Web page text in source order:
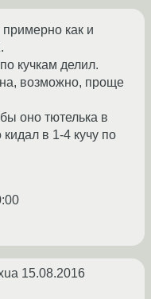
как и
кучкам делил.
возможно, проще
оно тютелька в
в 1-4 кучу по
15.08.2016